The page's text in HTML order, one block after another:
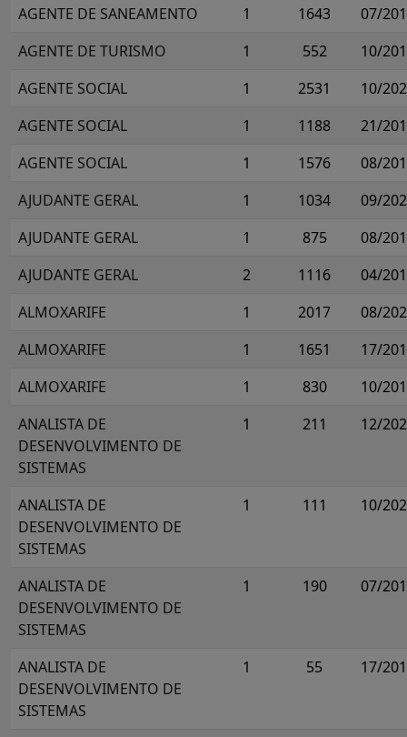
AGENTE DE SANEAMENTO 1 1643
07/
AGENTE DE TURISMO
1 552
10/
AGENTE SOCIAL
1 2531
10/
AGENTE SOCIAL
1 1188
21/
AGENTE SOCIAL
1 1576
08/
AJUDANTE GERAL
1 1034
09/
AJUDANTE GERAL
1 875
08/
AJUDANTE GERAL
2 1116
04/
ALMOXARIFE
1 2017
08/
ALMOXARIFE
1 1651
17/
ALMOXARIFE
1 830
10/
ANALISTA DE
DESENVOLVIMENTO DE
SISTEMAS
1 211 12/
ANALISTA DE
DESENVOLVIMENTO DE
SISTEMAS
1 111 10/
ANALISTA DE
DESENVOLVIMENTO DE
SISTEMAS
1 190 07/
ANALISTA DE
DESENVOLVIMENTO DE
SISTEMAS
1 55 17/